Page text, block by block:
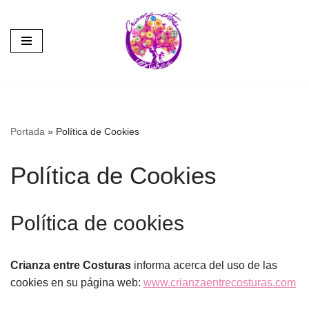
Saltar
al
Portada » Política de Cookies
Política de Cookies
Política de cookies
Crianza entre Costuras informa acerca del uso de las
cookies en su página web: www.crianzaentrecosturas.com